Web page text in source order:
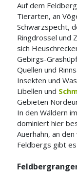
Auf dem
Tierarten, an
Schwarzspecht,
Ringdrossel und
sich
Gebirgs-
Quellen und
Insekten und
Libellen und
Gebieten
In den Wäldern
dominiert hier
Auerhahn, an
Feldbergs gibt